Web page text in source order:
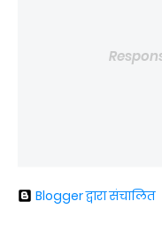
Blogger द्वारा संचालित